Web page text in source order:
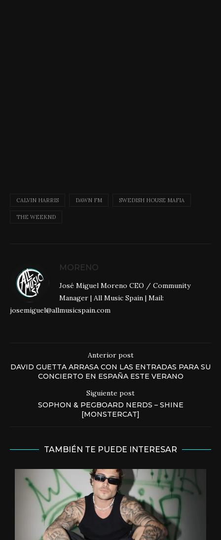
CALVIN HARRIS DAWN FM SWEDISH HOUSE MAFIA
THE WEEKND
MORENO
José Miguel Moreno CEO / Community
Manager | All Music Spain | Mail:
josemiguel@allmusicspain.com
Anterior post
DAVID GUETTA ARRASA CON LAS ENTRADAS PARA SU
CONCIERTO EN ESPAÑA ESTE VERANO
Siguiente post
SOPHON & PEGBOARD NERDS – SHINE
[MONSTERCAT]
TAMBIÉN TE PUEDE INTERESAR